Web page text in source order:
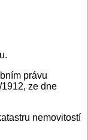
právu
ze dne
nemovitostí